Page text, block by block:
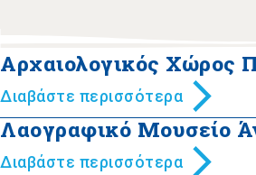
Αρχαιολογικός Χώρος
Διαβάστε περισσότερα
Λαογραφικό Μουσείο
Διαβάστε περισσότερα